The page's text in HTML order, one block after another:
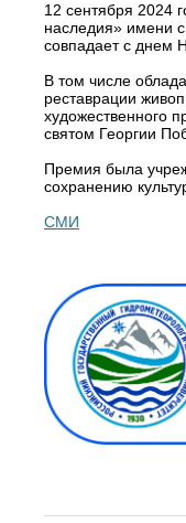
12 сентября 2024
наследия» имени
совпадает с днем
В том числе
реставрации
художественного
святом Георгии
Премия была
сохранению
СМИ